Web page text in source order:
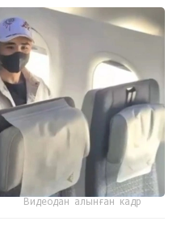
Видеодан алынған кадр